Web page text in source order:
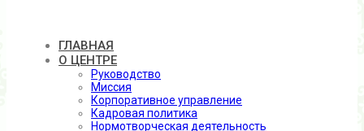
ГЛАВНАЯ
О ЦЕНТРЕ
Руководство
Миссия
Корпоративное управление
Кадровая политика
Нормотворческая деятельность